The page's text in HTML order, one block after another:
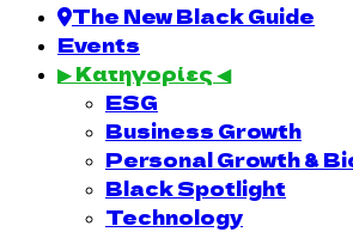
The New Black Guide
Events
▶ Κατηγορίες ◀
ESG
Business Growth
Personal Growth &
Black Spotlight
Technology